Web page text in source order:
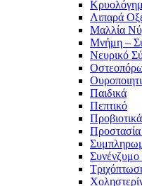
Λιπαρά
Μαλλία
Μνήμη –
Νευρικό
Παιδικά
Πεπτικό
Προβιοτικά